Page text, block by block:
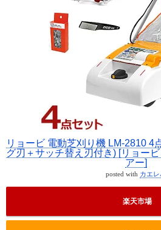
リョービ 電動芝刈り機 LM-2810 4
グ刃＋サッチ替え刃付き) [リョー
アー]
posted with カエレ
楽天市場